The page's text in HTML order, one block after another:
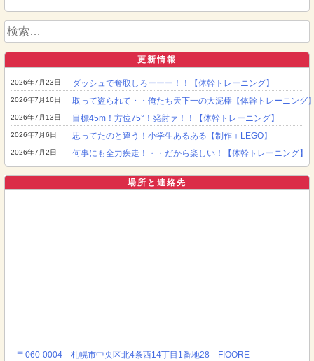
検
索:
更新情報
ダッシュで奪取しろーーー！！【体幹トレーニング】
2026年7月23日
取って盗られて・・俺たち天下一の大泥棒【体幹トレーニング
2026年7月16日
目標45m！方位75°！発射ァ！！【体幹トレーニング】
2026年7月13日
思ってたのと違う！小学生あるある【制作＋LEGO】
2026年7月6日
何事にも全力疾走！・・だから楽しい！【体幹トレーニング】
2026年7月2日
場所と連絡先
〒060-0004 札幌市中央区北4条西14丁目1番地28 FIOORE